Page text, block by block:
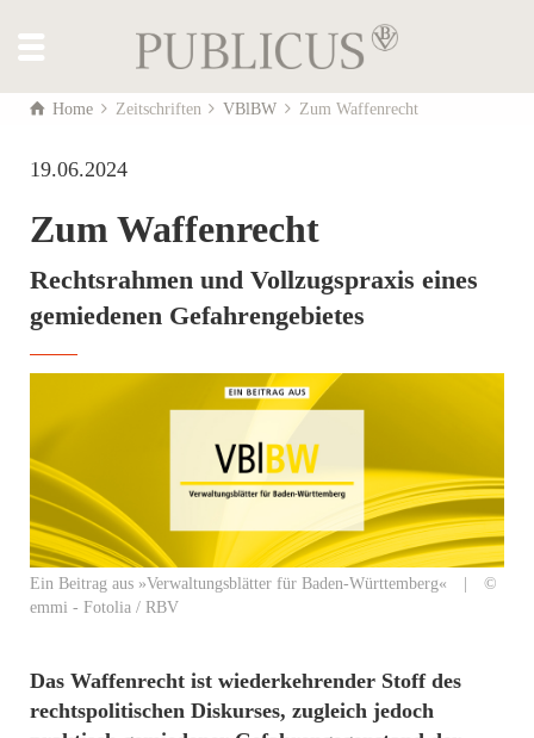
Home Zeitschriften VBlBW Zum Waffenrecht
19.06.2024
Zum Waffenrecht
Rechtsrahmen und Vollzugspraxis eines
gemiedenen Gefahrengebietes
Ein Beitrag aus »Verwaltungsblätter für Baden-Württemberg« | ©
emmi - Fotolia / RBV
Das Waffenrecht ist wiederkehrender Stoff des
rechtspolitischen Diskurses, zugleich jedoch